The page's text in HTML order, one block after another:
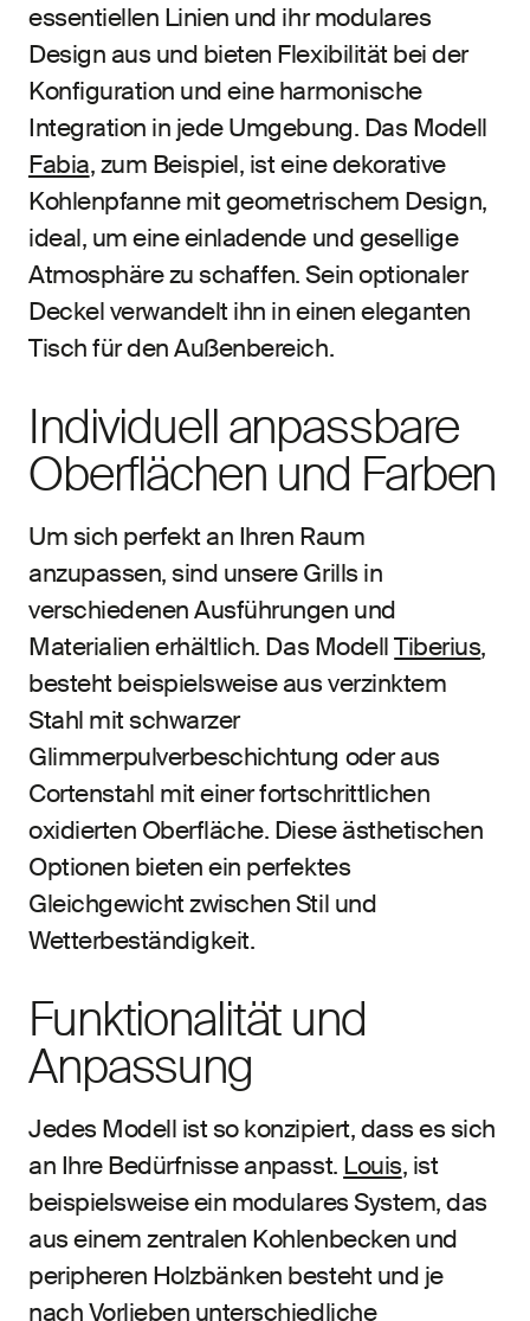
essentiellen Linien und ihr modulares
Design aus und bieten Flexibilität bei der
Konfiguration und eine harmonische
Integration in jede Umgebung. Das Modell
Fabia, zum Beispiel, ist eine dekorative
Kohlenpfanne mit geometrischem Design,
ideal, um eine einladende und gesellige
Atmosphäre zu schaffen. Sein optionaler
Deckel verwandelt ihn in einen eleganten
Tisch für den Außenbereich.
Individuell anpassbare
Oberflächen und Farben
Um sich perfekt an Ihren Raum
anzupassen, sind unsere Grills in
verschiedenen Ausführungen und
Materialien erhältlich. Das ModellTiberius,
besteht beispielsweise aus verzinktem
Stahl mit schwarzer
Glimmerpulverbeschichtung oder aus
Cortenstahl mit einer fortschrittlichen
oxidierten Oberfläche. Diese ästhetischen
Optionen bieten ein perfektes
Gleichgewicht zwischen Stil und
Wetterbeständigkeit.
Funktionalität und
Anpassung
Jedes Modell ist so konzipiert, dass es sich
an Ihre Bedürfnisse anpasst. Louis, ist
beispielsweise ein modulares System, das
aus einem zentralen Kohlenbecken und
peripheren Holzbänken besteht und je
nach Vorlieben unterschiedliche